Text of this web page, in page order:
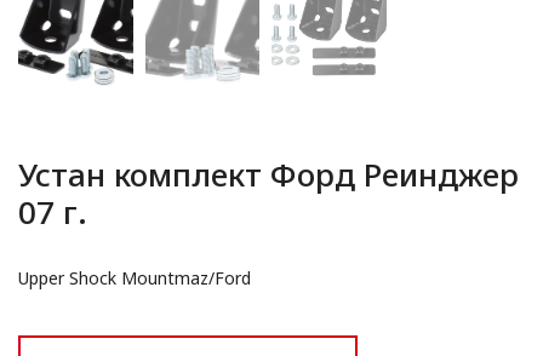
Устан комплект Форд Реинджер
07 г.
Upper Shock Mountmaz/Ford